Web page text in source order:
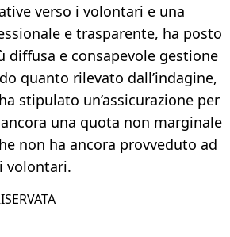
verso i volontari e una
e trasparente, ha posto
diffusa e consapevole gestione
quanto rilevato dall’indagine,
stipulato un’assicurazione per
una quota non marginale
non ha ancora provveduto ad
volontari.